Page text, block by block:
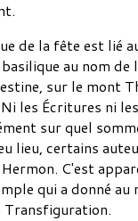
de la fête est lié
au nom
sur le mont
les Écritures ni
sur quel
lieu, certains
C'est
qui a donné au
Transfiguration.